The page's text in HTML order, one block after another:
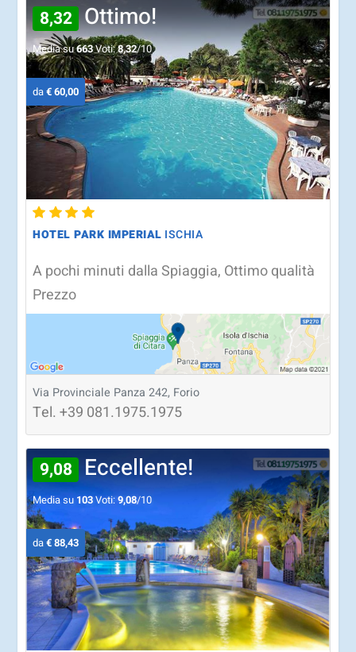
8,32 Ottimo!
Media su663Voti:8,32/10
da€ 60,00
HOTEL PARK IMPERIAL ISCHIA
A pochi minuti dalla Spiaggia, Ottimo qualità
Prezzo
Via Provinciale Panza 242, Forio
Tel.+39 081.1975.1975
9,08 Eccellente!
Media su 103Voti:9,08/10
da€ 88,43